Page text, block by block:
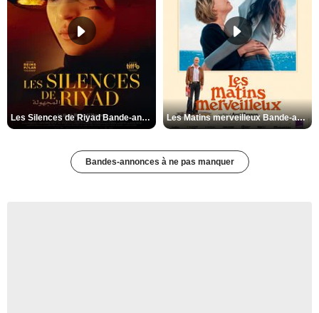
Les Silences de Riyad Bande-annonce VO STFR Les Matins merveilleux Bande-annonce VF
Bandes-annonces à ne pas manquer